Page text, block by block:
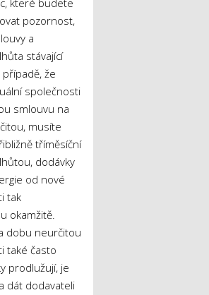
pozornost,
a
stávající
že
společnosti
smlouvu na
musíte
tříměsíční
dodávky
od nové
tak
okamžitě.
dobu neurčitou
také často
prodlužují, je
dát dodavateli